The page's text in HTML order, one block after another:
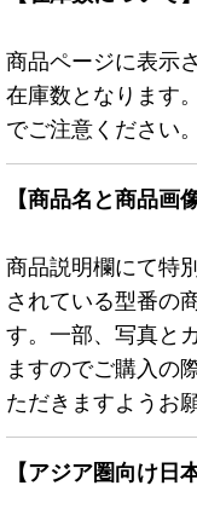
商品ページに表示
在庫数となります
でご注意ください。
【商品名と商品画
商品説明欄にて特
されている型番の
す。一部、写真と
ますのでご購入の
ただきますようお
【アジア圏向け日